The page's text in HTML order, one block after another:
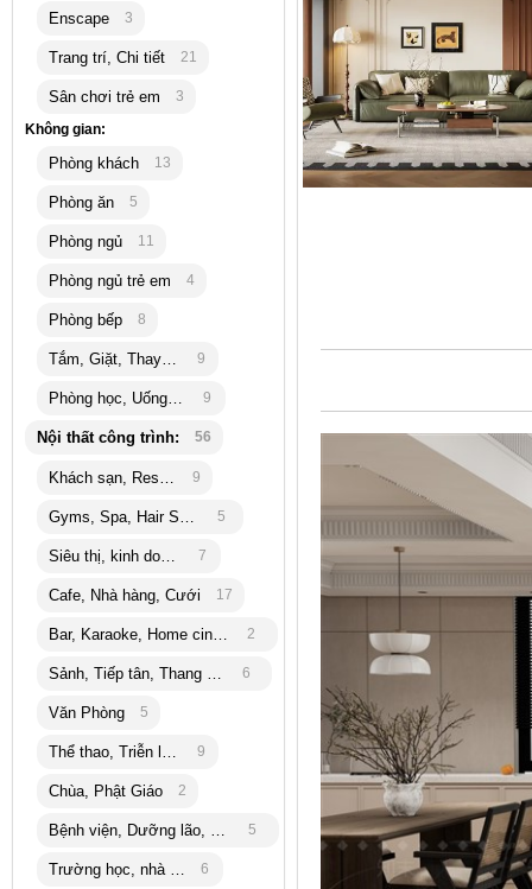
Enscape 3
Trang trí, Chi tiết 21
Sân chơi trẻ em
3
Không gian:
Phòng khách 13
Phòng ăn 5
Phòng ngủ 11
Phòng ngủ trẻ em 4
Phòng bếp 8
Tắm, Giặt, Thay đồ 9
Phòng học, Uống trà 9
Nội thất công trình: 56
Khách sạn, Resort 9
Gyms, Spa, Hair Salon 5
Siêu thị, kinh doanh 7
Cafe, Nhà hàng, Cưới 17
Bar, Karaoke, Home cinema 2
Sảnh, Tiếp tân, Thang máy 6
Văn Phòng 5
Thể thao, Triễn lãm 9
Chùa, Phật Giáo 2
Bệnh viện, Dưỡng lão, bank 5
Trường học, nhà trẻ 6